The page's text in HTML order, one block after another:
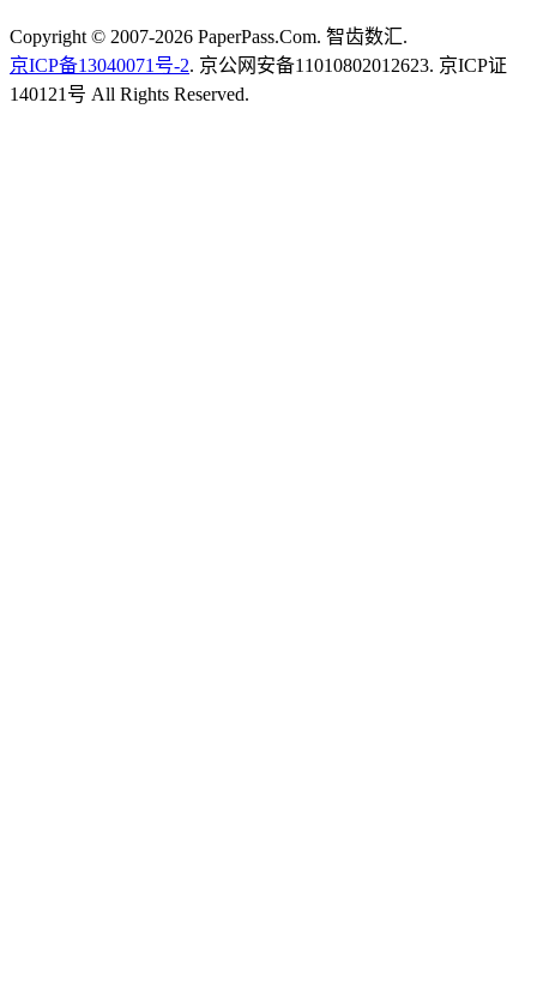
Copyright © 2007-2026 PaperPass.Com. 智齿数汇.
京ICP备13040071号-2. 京公网安备11010802012623. 京ICP证
140121号 All Rights Reserved.